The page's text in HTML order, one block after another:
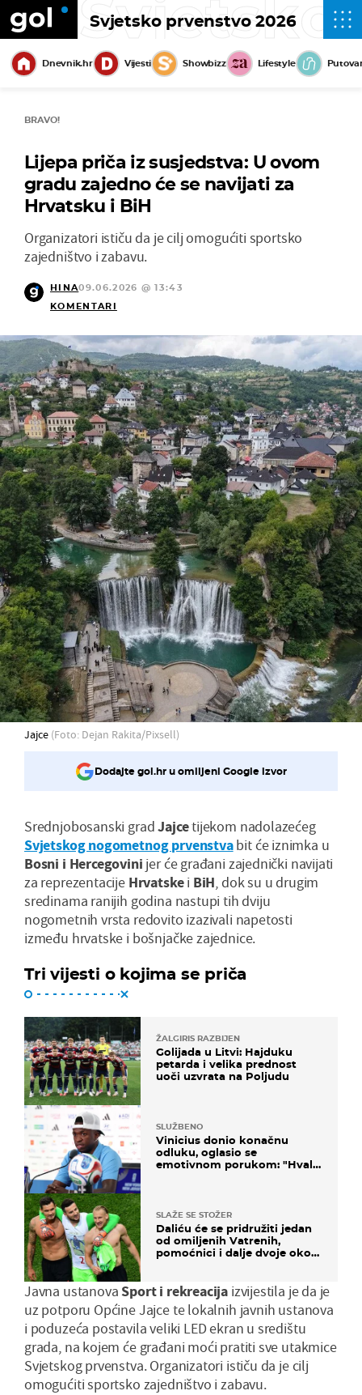
Svjetsko prvenstvo 2026
Dnevnik.hr Vijesti Showbizz Lifestyle
BRAVO!
Lijepa priča iz susjedstva: U ovom
gradu zajedno će se navijati za
Hrvatsku i BiH
Organizatori ističu da je cilj omogućiti sportsko
zajedništvo i zabavu.
HINA09.06.2026 @ 13:43
KOMENTARI
Jajce (Foto: Dejan Rakita/Pixsell)
Dodajte gol.hr u omiljeni Google izvor
Srednjobosanski gradJajcetijekom nadolazećeg
Svjetskog nogometnog prvenstvabit će iznimka u
Bosni i Hercegovini jer će građani zajednički navijati
za reprezentacije Hrvatskei BiH, dok su u drugim
sredinama ranijih godina nastupi tih dviju
nogometnih vrsta redovito izazivali napetosti
između hrvatske i bošnjačke zajednice.
Tri vijesti o kojima se priča
ŽALGIRIS RAZBIJEN
Golijada u Litvi: Hajduku
petarda i velika prednost
uoči uzvrata na Poljudu
SLUŽBENO
Vinicius donio konačnu
odluku, oglasio se
emotivnom porukom: "Hvala
SLAŽE SE STOŽER
Daliću će se pridružiti jedan
od omiljenih Vatrenih,
pomoćnici i dalje dvoje oko
Javna ustanova Sport i rekreacija izvijestila je da je
uz potporu Općine Jajce te lokalnih javnih ustanova
i poduzeća postavila veliki LED ekran u središtu
grada, na kojem će građani moći pratiti sve utakmice
Svjetskog prvenstva. Organizatori ističu da je cilj
omogućiti sportsko zajedništvo i zabavu.